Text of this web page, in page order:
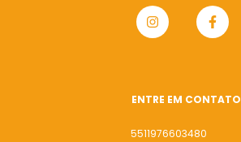
ENTRE EM CONTATO
5511976603480